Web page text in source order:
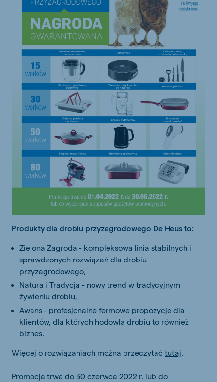
Produkty dla drobiu przyzagrodowego De Heus to:
Zielona Zagroda - kompleksowa linia stabilnych i
sprawdzonych rozwiązań dla drobiu
przyzagrodowego,
Natura i Tradycja - nowy trend w tradycyjnym
żywieniu drobiu,
Awans - profesjonalne fermowe propozycje dla
klientów, dla których hodowla drobiu to również
biznes.
Więcej o rozwiązaniach można przeczytać tutaj
Promocja trwa do 30 czerwca 2022 r. lub do